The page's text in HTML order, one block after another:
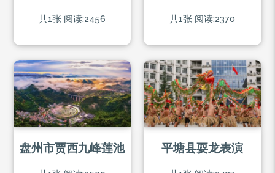
共1张 阅读:2456 共1张 阅读:2370
盘州市贾西九峰莲池 平塘县耍龙表演